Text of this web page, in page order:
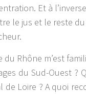
Et à
le jus et le reste
Rhône m’est
du Sud-Ouest ?
Loire ? A quoi